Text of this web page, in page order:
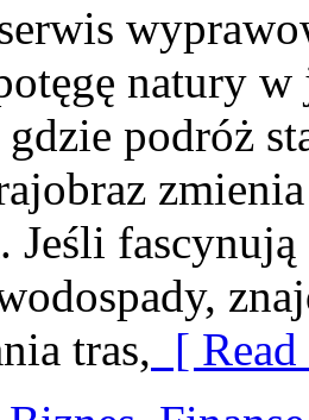
natury
podróż
Jeśli
tras, [